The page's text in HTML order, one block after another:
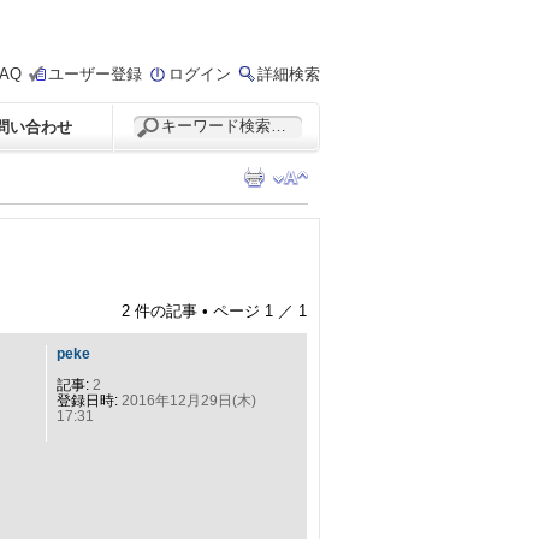
ユーザー登録 ログイン 詳細検索
い合わせ
2 件の記事 • ページ 1 ／ 1
peke
記事:2
登録日時:2016年12月29日(木)
17:31